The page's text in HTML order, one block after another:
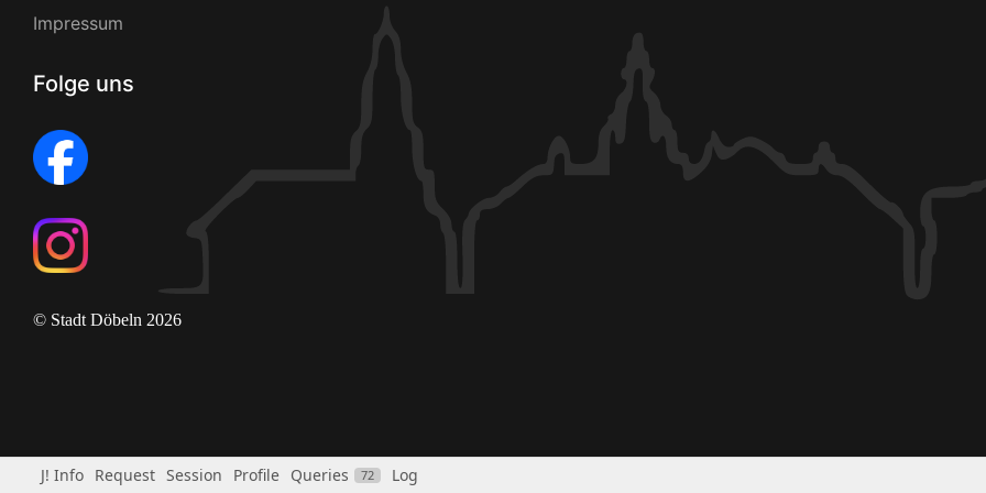
Impressum
Folge uns
© Stadt Döbeln 2026
J! Info Request Session Profile Queries 72 Log